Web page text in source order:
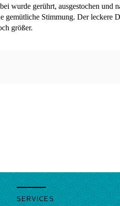
wurde gerührt, ausgestochen und
gemütliche Stimmung. Der leckere
größer.
SERVICES